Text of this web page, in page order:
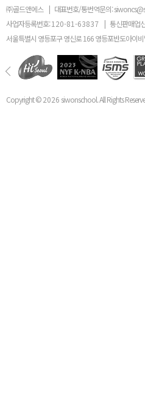
㈜골드앤에스 | 대표번호/통번역문의:
사업자등록번호:120-81-63837 | 통신판매업
서울특별시 영등포구 영신로 166 영등포반도아이
Copyright ©2026 siwonschool. All Rights